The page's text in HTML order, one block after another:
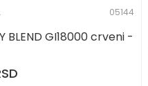
05144
BLEND GI18000 crveni -